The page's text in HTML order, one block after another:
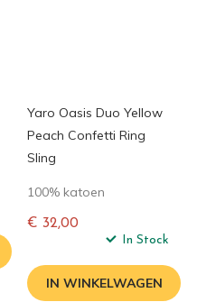
Yaro Oasis Duo Yellow
Peach Confetti Ring
Sling
100% katoen
€ 32,00
In Stock
IN WINKELWAGEN